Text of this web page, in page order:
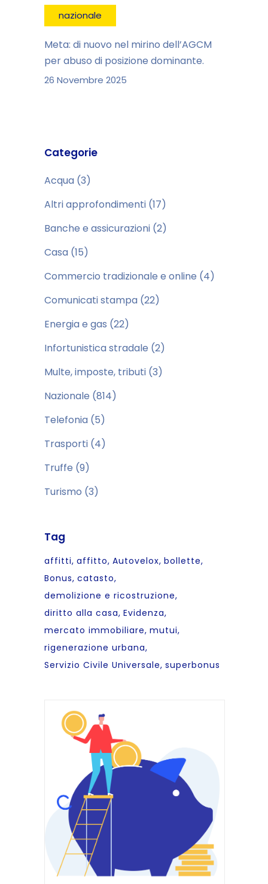
nazionale
Meta: di nuovo nel mirino dell’AGCM
per abuso di posizione dominante.
26 Novembre 2025
Categorie
Acqua (3)
Altri approfondimenti (17)
Banche e assicurazioni (2)
Casa (15)
Commercio tradizionale e online (4)
Comunicati stampa (22)
Energia e gas (22)
Infortunistica stradale (2)
Multe, imposte, tributi (3)
Nazionale (814)
Telefonia (5)
Trasporti (4)
Truffe (9)
Turismo (3)
Tag
affitti affitto Autovelox bollette
Bonus catasto
demolizione e ricostruzione
diritto alla casa Evidenza
mercato immobiliare mutui
rigenerazione urbana
Servizio Civile Universale superbonus